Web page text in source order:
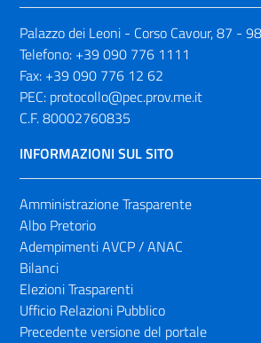
Palazzo dei Leoni - Corso Cavour, 87 -
Telefono: +39 090 776 1111
Fax: +39 090 776 12 62
PEC: protocollo@pec.prov.me.it
C.F. 80002760835
INFORMAZIONI SUL SITO
Amministrazione Trasparente
Albo Pretorio
Adempimenti AVCP / ANAC
Bilanci
Elezioni Trasparenti
Ufficio Relazioni Pubblico
Precedente versione del portale